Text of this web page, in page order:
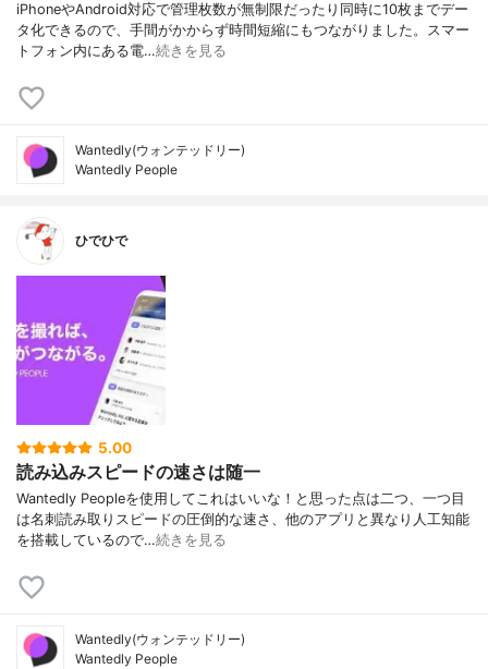
iPhoneやAndroid対応で管理枚数が無制限だったり同時に10枚までデー
タ化できるので、手間がかからず時間短縮にもつながりました。スマー
トフォン内にある電…続きを見る
Wantedly(ウォンテッドリー)
Wantedly People
ひでひで
5.00
読み込みスピードの速さは随一
Wantedly Peopleを使用してこれはいいな！と思った点は二つ、一つ目
は名刺読み取りスピードの圧倒的な速さ、他のアプリと異なり人工知能
を搭載しているので…続きを見る
Wantedly(ウォンテッドリー)
Wantedly People